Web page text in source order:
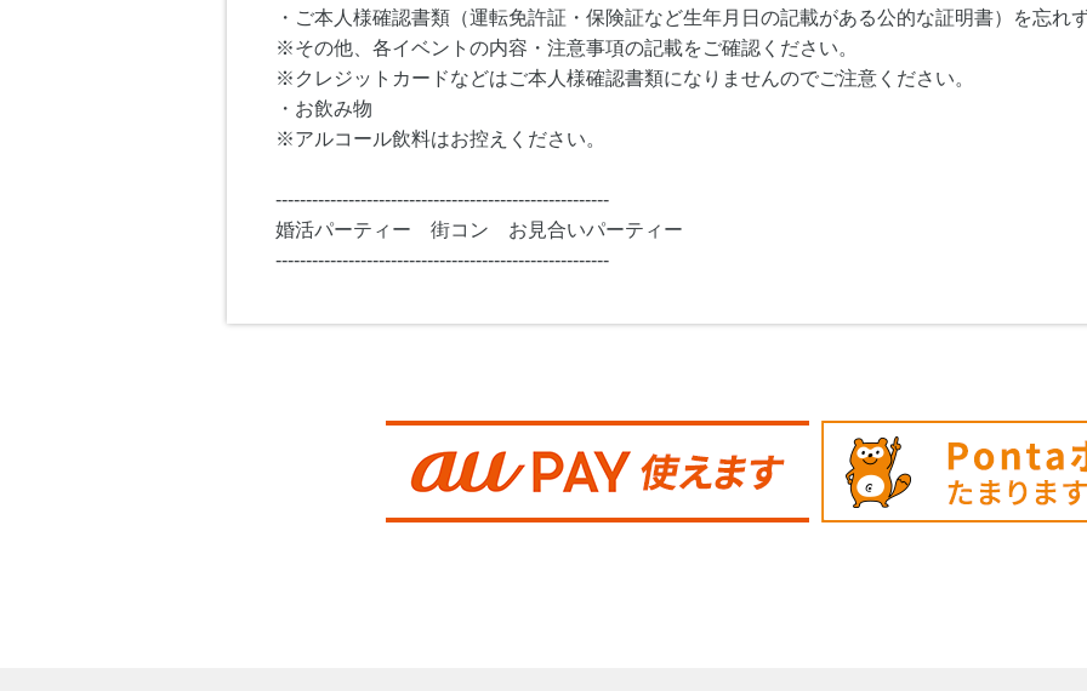
・ご本人様確認書類（運転免許証・保険証など生年月日の記載がある公的な証明書）を忘れ
※その他、各イベントの内容・注意事項の記載をご確認ください。
※クレジットカードなどはご本人様確認書類になりませんのでご注意ください。
・お飲み物
※アルコール飲料はお控えください。
-------------------------------------------------------
婚活パーティー 街コン お見合いパーティー
-------------------------------------------------------